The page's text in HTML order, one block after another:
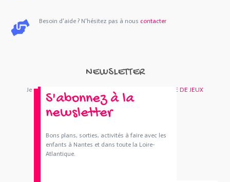
Besoin d'aide ? N'hésitez pas à nous contacter
NEWSLETTER
Je m'abonne : Newsletter SORTIES 44 BOUTIQUE DE JEUX
S'abonnez à la
newsletter
Bons plans, sorties, activités à faire avec les
enfants à Nantes et dans toute la Loire-
Atlantique.